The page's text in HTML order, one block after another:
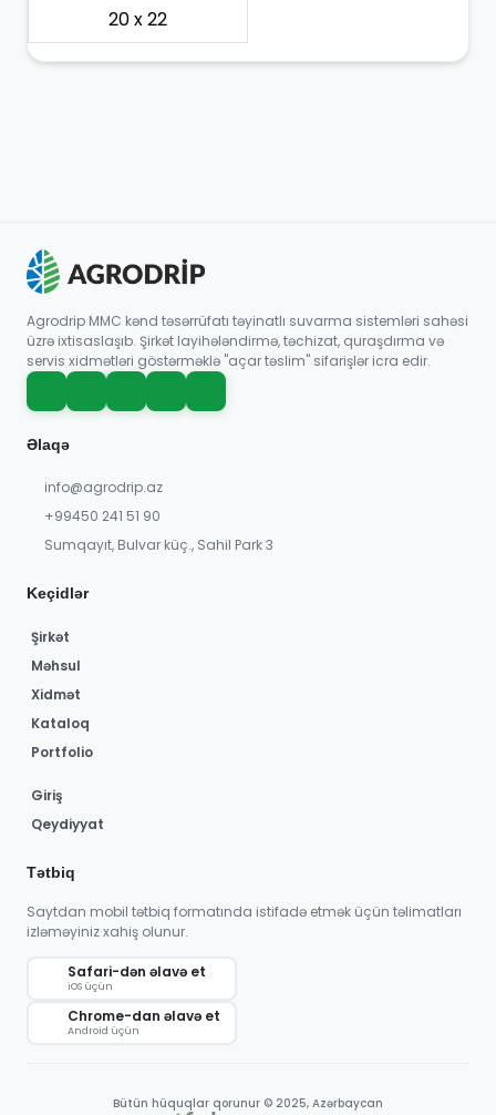
20 x 22
Agrodrip MMC kənd təsərrüfatı təyinatlı suvarma sistemləri sahəsi
üzrə ixtisaslaşıb. Şirkət layihələndirmə, təchizat, quraşdırma və
servis xidmətləri göstərməklə "açar təslim" sifarişlər icra edir.
Əlaqə
info@agrodrip.az
+99450 241 51 90
Sumqayıt, Bulvar küç., Sahil Park 3
Keçidlər
Şirkət
Məhsul
Xidmət
Kataloq
Portfolio
Giriş
Qeydiyyat
Tətbiq
Saytdan mobil tətbiq formatında istifadə etmək üçün təlimatları
izləməyiniz xahiş olunur.
Safari-dən əlavə et
iOS üçün
Chrome-dan əlavə et
Android üçün
Bütün hüquqlar qorunur © 2025, Azərbaycan